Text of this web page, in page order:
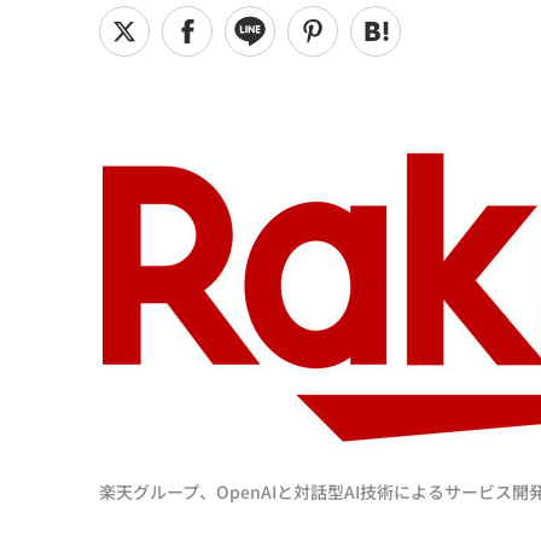
楽天グループ、OpenAIと対話型AI技術によるサービス開